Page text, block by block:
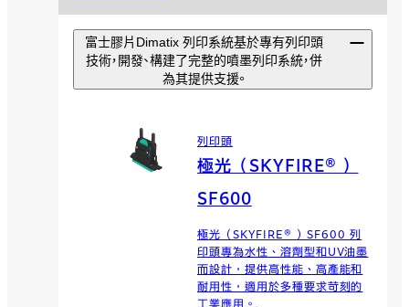
富士膠片Dimatix 列印系統基於專有列印頭
技術，開發、構建了完整的噴墨列印系統，併
為其提供支援。
列印頭
極光（SKYFIRE® ）
SF600
極光（SKYFIRE® ）SF600 列
印頭專為水性、溶劑型和UV油墨
而設計，提供高性能、高產能和
耐用性，適用於多種要求苛刻的
工業應用。